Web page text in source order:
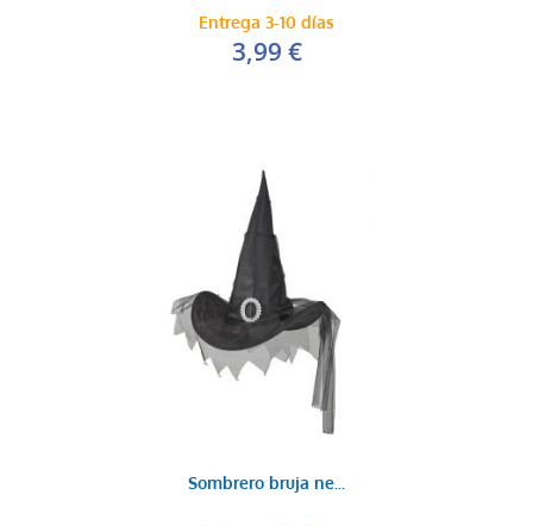
Entrega 3-10 días
3,99 €
Sombrero bruja ne...